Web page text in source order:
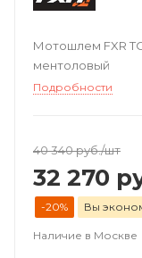
Мотошлем FXR
ментоловый
Подробности
40 340руб./шт
32 270
-20% Вы
Наличие в Москве